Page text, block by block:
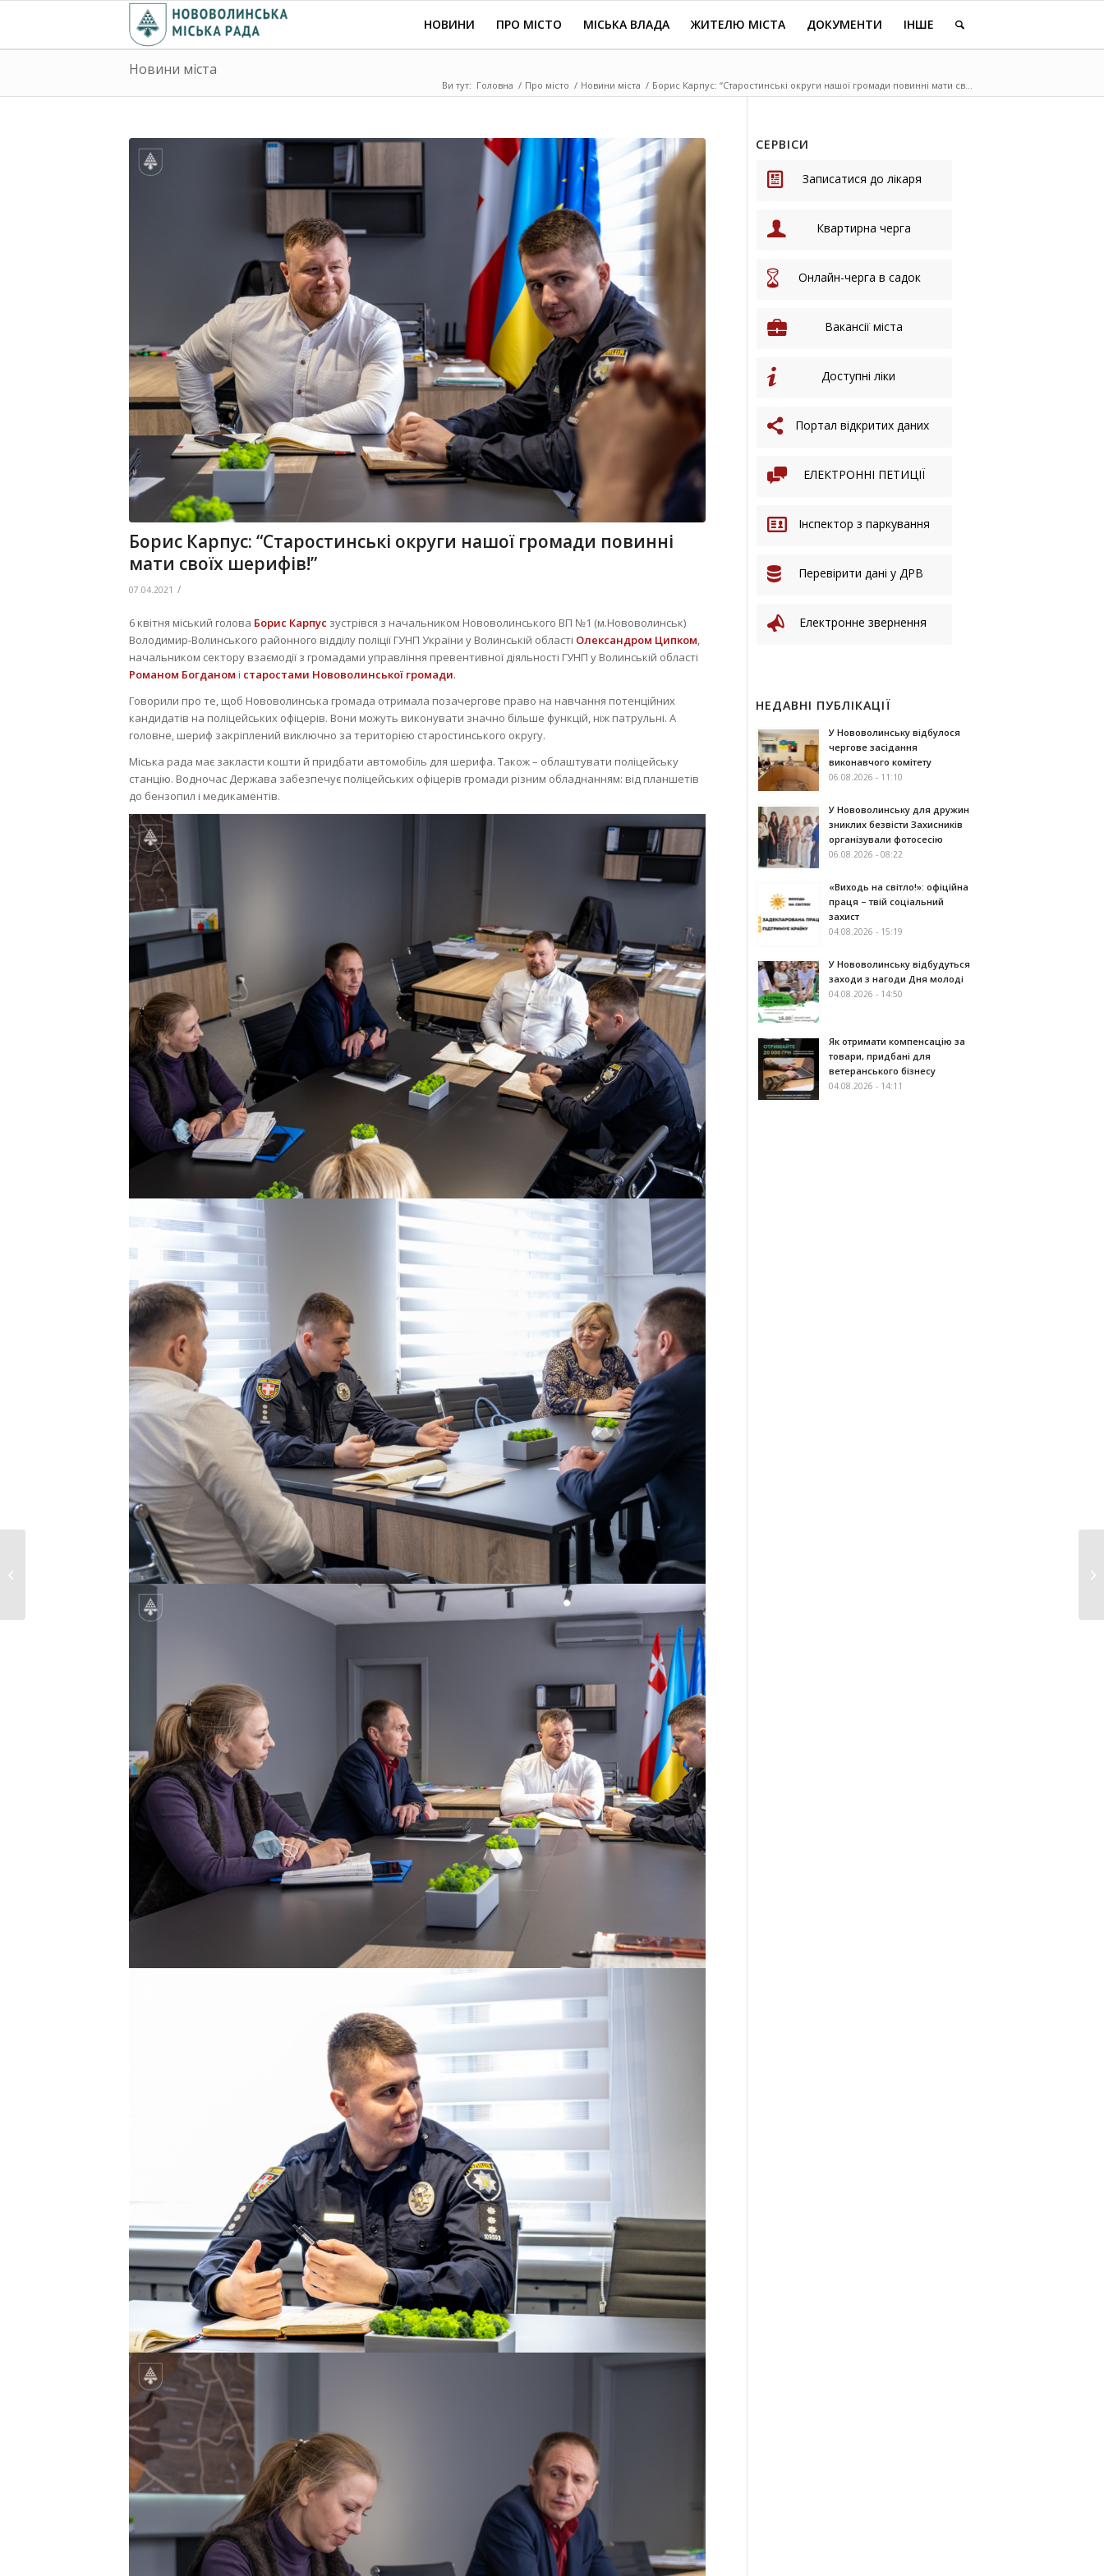
НОВИНИ ПРО МІСТО МІСЬКА ВЛАДА ЖИТЕЛЮ МІСТА ДОКУМЕНТИ ІНШЕ
Новини міста
Ви тут: Головна / Про місто / Новини міста / Борис Карпус: “Старостинські округи нашої громади повинні мати св...
Борис Карпус: “Старостинські округи нашої громади повинні
мати своїх шерифів!”
07.04.2021 /
6 квітня міський голова Борис Карпус зустрівся з начальником Нововолинського ВП №1 (м.Нововолинськ)
Володимир-Волинського районного відділу поліції ГУНП України у Волинській області Олександром Ципком,
начальником сектору взаємодії з громадами управління превентивної діяльності ГУНП у Волинській області
Романом Богданом і старостами Нововолинської громади.
Говорили про те, щоб Нововолинська громада отримала позачергове право на навчання потенційних
кандидатів на поліцейських офіцерів. Вони можуть виконувати значно більше функцій, ніж патрульні. А
головне, шериф закріплений виключно за територією старостинського округу.
Міська рада має закласти кошти й придбати автомобіль для шерифа. Також – облаштувати поліцейську
станцію. Водночас Держава забезпечує поліцейських офіцерів громади різним обладнанням: від планшетів
до бензопил і медикаментів.
СЕРВІСИ
Записатися до лікаря
Квартирна черга
Онлайн-черга в садок
Вакансії міста
Доступні ліки
Портал відкритих даних
ЕЛЕКТРОННІ ПЕТИЦІЇ
Інспектор з паркування
Перевірити дані у ДРВ
Електронне звернення
НЕДАВНІ ПУБЛІКАЦІЇ
У Нововолинську відбулося
чергове засідання
виконавчого комітету
06.08.2026 - 11:10
У Нововолинську для дружин
зниклих безвісти Захисників
організували фотосесію
06.08.2026 - 08:22
«Виходь на світло!»: офіційна
праця – твій соціальний
захист
04.08.2026 - 15:19
У Нововолинську відбудуться
заходи з нагоди Дня молоді
04.08.2026 - 14:50
Як отримати компенсацію за
товари, придбані для
ветеранського бізнесу
04.08.2026 - 14:11
Дорогі нововолинці!